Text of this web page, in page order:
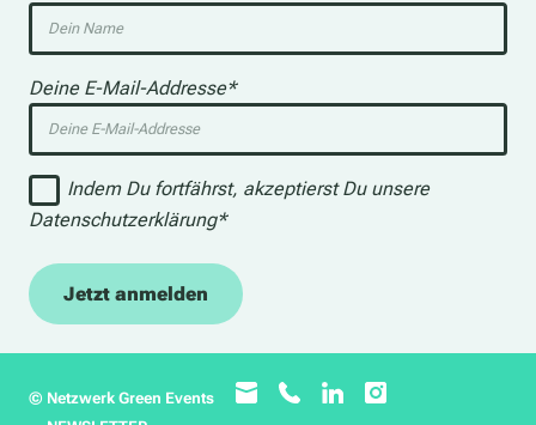
Deine E-Mail-Addresse*
Indem Du fortfährst, akzeptierst Du unsere
Datenschutzerklärung*
© Netzwerk Green Events